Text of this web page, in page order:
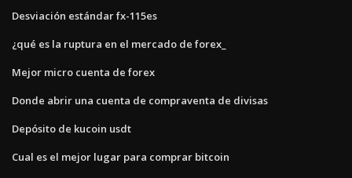
Desviación estándar fx-115es
¿qué es la ruptura en el mercado de forex_
Mejor micro cuenta de forex
Donde abrir una cuenta de compraventa de divisas
Depósito de kucoin usdt
Cual es el mejor lugar para comprar bitcoin